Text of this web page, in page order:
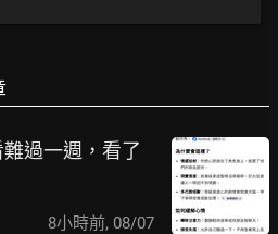
過一週，看了
8小時前, 08/07